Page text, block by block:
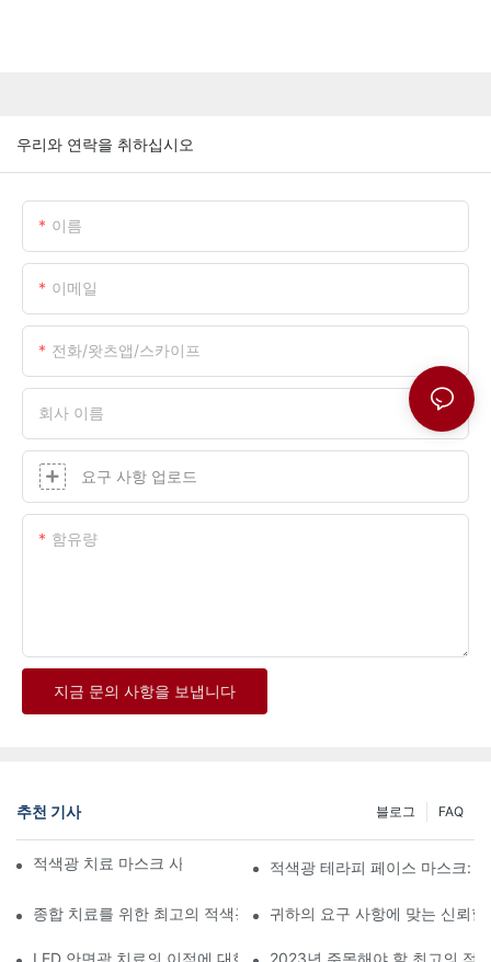
우리와 연락을 취하십시오
이름
이메일
전화/왓츠앱/스카이프
회사 이름
요구 사항 업로드
함유량
지금 문의 사항을 보냅니다
추천 기사 FAQ
블로그
적색광 치료 마스크 사용의 이점을 알아보세요적색광 테라피 페이스 마스크:
종합 치료를 위한 최고의 적색광 및 적외선 치료 장비
귀하의 요구 사항에 맞는 신뢰